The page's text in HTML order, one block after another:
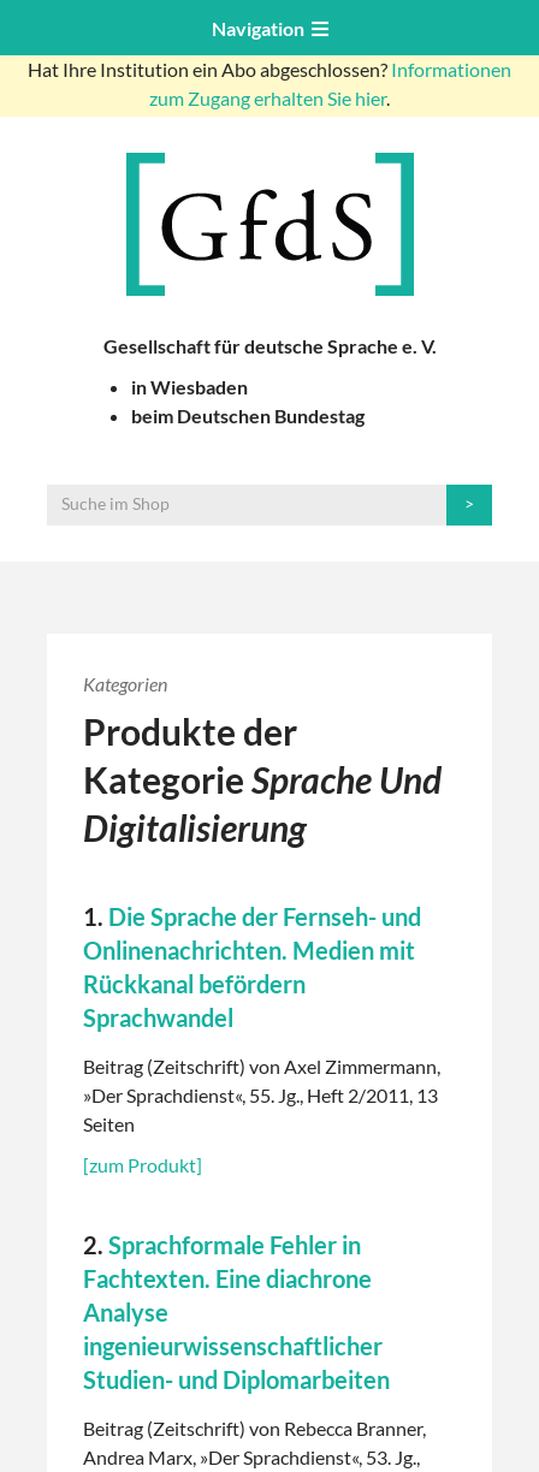
Navigation
Hat Ihre Institution ein Abo abgeschlossen? Informationen
zum Zugang erhalten Sie hier.
Gesellschaft für deutsche Sprache e. V.
in Wiesbaden
beim Deutschen Bundestag
Kategorien
Produkte der
KategorieSprache Und
Digitalisierung
1. Die Sprache der Fernseh- und
Onlinenachrichten. Medien mit
Rückkanal befördern
Sprachwandel
Beitrag (Zeitschrift) von Axel Zimmermann,
»Der Sprachdienst«, 55. Jg., Heft 2/2011, 13
Seiten
[zum Produkt]
2. Sprachformale Fehler in
Fachtexten. Eine diachrone
Analyse
ingenieurwissenschaftlicher
Studien- und Diplomarbeiten
Beitrag (Zeitschrift) von Rebecca Branner,
Andrea Marx, »Der Sprachdienst«, 53. Jg.,